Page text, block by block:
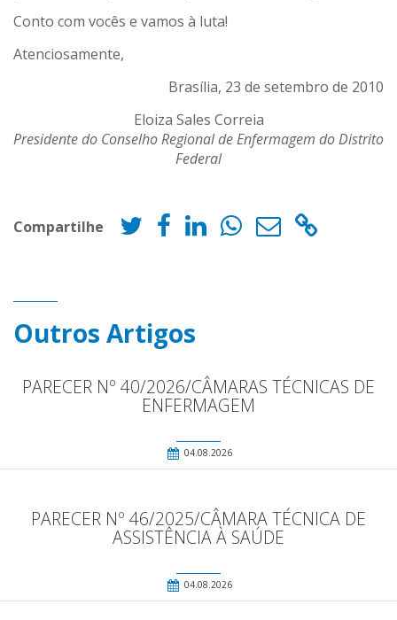
Conto com vocês e vamos à luta!
Atenciosamente,
Brasília, 23 de setembro de 2010
Eloiza Sales Correia
Presidente do Conselho Regional de Enfermagem do Distrito
Federal
Compartilhe
Outros Artigos
PARECER Nº 40/2026/CÂMARAS TÉCNICAS DE
ENFERMAGEM
04.08.2026
PARECER Nº 46/2025/CÂMARA TÉCNICA DE
ASSISTÊNCIA À SAÚDE
04.08.2026